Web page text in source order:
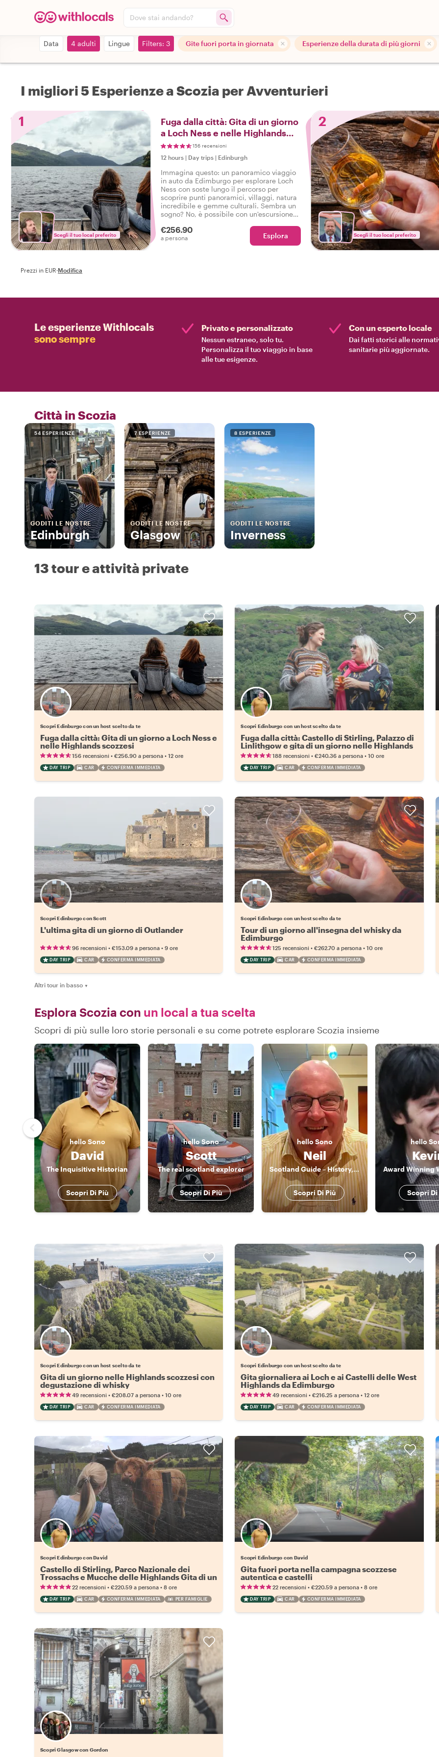
Dove stai andando?
Data 4 adulti Lingue Filters: 3 Gite fuori porta in giornata Esperienze della durata di più giorni
I migliori 5 Esperienze a Scozia per Avventurieri
1
Scegli il tuo local preferito
Fuga dalla città: Gita di un giorno
a Loch Ness e nelle Highlands
scozzesi156 recensioni
12 hours | Day trips | Edinburgh
Immagina questo: un panoramico viaggio
in auto da Edimburgo per esplorare Loch
Ness con soste lungo il percorso per
scoprire punti panoramici, villaggi, natura
incredibile e gemme culturali. Sembra un
sogno? No, è possibile con un'escursione
locale!
€256.90
a persona Esplora
2
Scegli il tuo local preferito
Prezzi in EUR·Modifica
Le esperienze Withlocals
sono sempre
Privato e personalizzato
Nessun estraneo, solo tu.
Personalizza il tuo viaggio in base
alle tue esigenze.
Con un esperto locale
Dai fatti storici alle
sanitarie più aggiornate.
Città in Scozia
54 ESPERIENZE
GODITI LE NOSTRE
Edinburgh
7 ESPERIENZE
GODITI LE NOSTRE
Glasgow
8 ESPERIENZE
GODITI LE NOSTRE
Inverness
13 tour e attività private
Scegli il tuo local preferito
Scopri Edinburgo con un host scelto da te
Fuga dalla città: Gita di un giorno a Loch Ness e
nelle Highlands scozzesi
156 recensioni • €256.90 a persona • 12 ore
DAY TRIP CAR CONFERMA IMMEDIATA
Scegli il tuo local preferito
Scopri Edinburgo con un host scelto da te
Fuga dalla città: Castello di Stirling, Palazzo di
Linlithgow e gita di un giorno nelle Highlands
188 recensioni •€240.36 a persona •10 ore
DAY TRIP CAR CONFERMA IMMEDIATA
Scopri Edinburgo con Scott
L'ultima gita di un giorno di Outlander
96 recensioni • €153.09 a persona • 9 ore
DAY TRIP CAR CONFERMA IMMEDIATA
Scegli il tuo local preferito
Scopri Edinburgo con un host scelto da te
Tour di un giorno all'insegna del whisky da
Edimburgo
125 recensioni •€262.70 a persona •10 ore
DAY TRIP CAR CONFERMA IMMEDIATA
Altri tour in basso ▼
Esplora Scozia con un local a tua scelta
Scopri di più sulle loro storie personali e su come potrete esplorare Scozia insieme
hello Sono
David
The Inquisitive Historian
Scopri Di Più
helloSono
Scott
The real scotland explorer
Scopri Di Più
hello Sono
Neil
Scotland Guide – History, Whisky & Local Secrets
Scopri Di Più
hello
Scopri Di
Scegli il tuo local preferito
Scopri Edinburgo con un host scelto da te
Gita di un giorno nelle Highlands scozzesi con
degustazione di whisky
49 recensioni • €208.07 a persona • 10 ore
DAY TRIP CAR CONFERMA IMMEDIATA
Scegli il tuo local preferito
Scopri Edinburgo con un host scelto da te
Gita giornaliera ai Loch e ai Castelli delle West
Highlands da Edimburgo
49 recensioni •€216.25 a persona •12 ore
DAY TRIP CAR CONFERMA IMMEDIATA
Scopri Edinburgo con David
Castello di Stirling, Parco Nazionale dei
Trossachs e Mucche delle Highlands Gita di un
giorno
22 recensioni • €220.59 a persona • 8 ore
DAY TRIP CAR CONFERMA IMMEDIATA PER FAMIGLIE
Scopri Edinburgo con David
Gita fuori porta nella campagna scozzese
autentica e castelli
22 recensioni •€220.59 a persona •8 ore
DAY TRIP CAR CONFERMA IMMEDIATA
Scopri Glasgow con Gordon